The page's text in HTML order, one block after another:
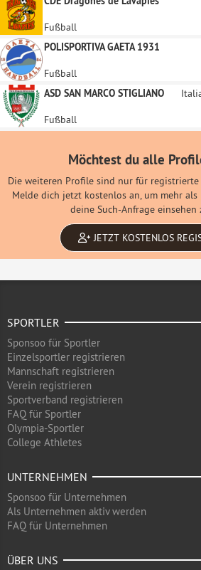
Fußball
POLISPORTIVA GAETA 1931
Fußball
ASD SAN MARCO STIGLIANO
Fußball
Möchtest du alle
Die weiteren Profile sind nur für registrierte
Melde dich jetzt kostenlos an, um mehr
deine Such-Anfrage einsehen
JETZT KOSTENLOS
SPORTLER
Sponsoo für Sportler
Einzelsportler registrieren
Mannschaft registrieren
Verein registrieren
Sportverband registrieren
FAQ für Sportler
Olympia-Sportler
College Athletes
UNTERNEHMEN
Sponsoo für Unternehmen
Als Unternehmen aktiv werden
FAQ für Unternehmen
ÜBER UNS